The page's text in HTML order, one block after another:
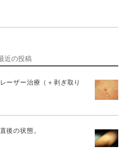
近の投稿
ーザー治療（＋剥ぎ取り
後の状態。